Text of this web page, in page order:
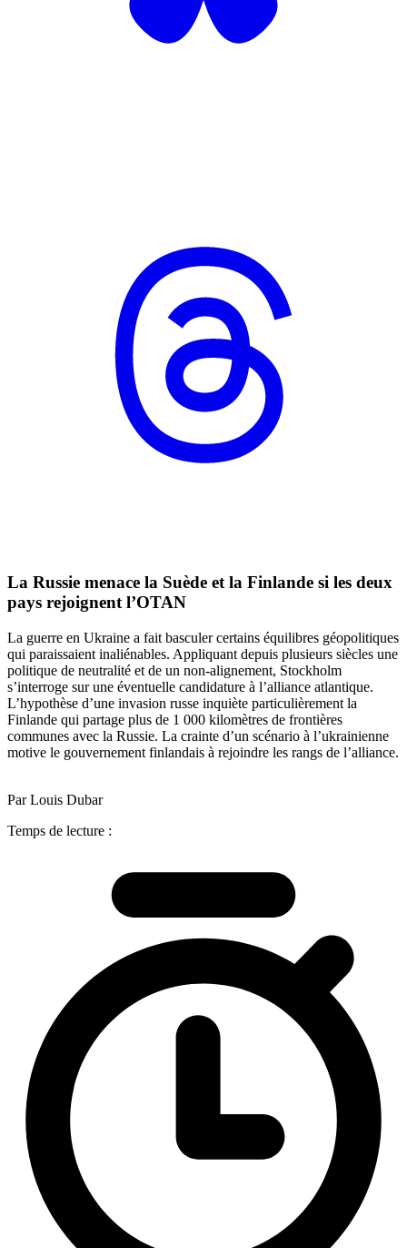
La Russie menace la Suède et la Finlande si les deux
pays rejoignent l’OTAN
La guerre en Ukraine a fait basculer certains équilibres géopolitiques
qui paraissaient inaliénables. Appliquant depuis plusieurs siècles une
politique de neutralité et de un non-alignement, Stockholm
s’interroge sur une éventuelle candidature à l’alliance atlantique.
L’hypothèse d’une invasion russe inquiète particulièrement la
Finlande qui partage plus de 1 000 kilomètres de frontières
communes avec la Russie. La crainte d’un scénario à l’ukrainienne
motive le gouvernement finlandais à rejoindre les rangs de l’alliance.
Par Louis Dubar
Temps de lecture :